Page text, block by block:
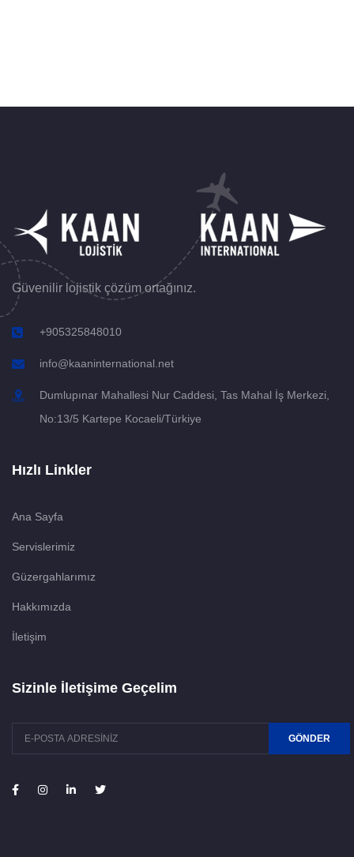
Güvenilir lojistik çözüm ortağınız.
+905325848010
info@kaaninternational.net
Dumlupınar Mahallesi Nur Caddesi, Tas Mahal İş Merkezi,
No:13/5 Kartepe Kocaeli/Türkiye
Hızlı Linkler
Ana Sayfa
Servislerimiz
Güzergahlarımız
Hakkımızda
İletişim
Sizinle İletişime Geçelim
GÖNDER